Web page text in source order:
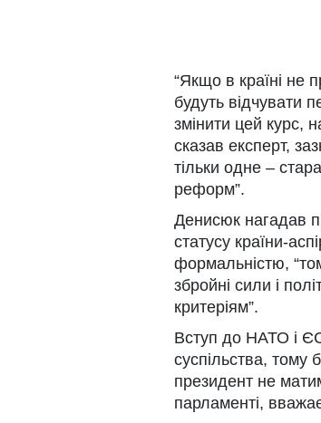
“Якщо в країні не
будуть відчувати
змінити цей курс,
сказав експерт,
тільки одне –
реформ”.
Денисюк нагадав
статусу країни-
формальністю,
збройні сили і
критеріям”.
Вступ до НАТО і
суспільства, тому
президент не
парламенті,